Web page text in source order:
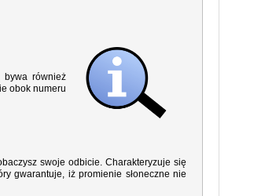
również
obok numeru
swoje odbicie. Charakteryzuje się
gwarantuje, iż promienie słoneczne nie